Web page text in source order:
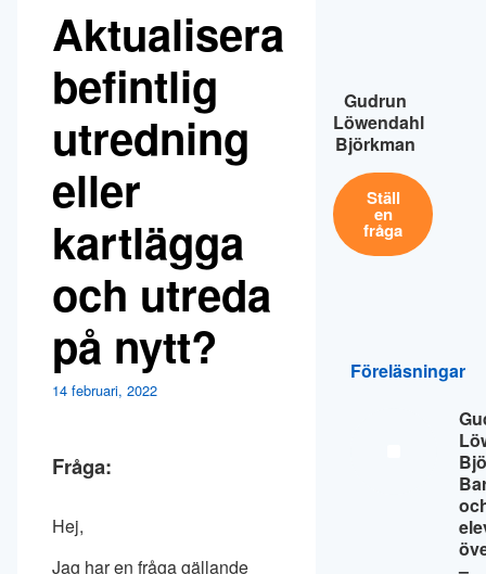
Aktualisera
befintlig
utredning
eller
kartlägga
och utreda
på nytt?
14 februari, 2022
Fråga:
Hej,
Jag har en fråga gällande
Gudrun
Löwendahl
Björkman
Ställ
en
fråga
Föreläsningar